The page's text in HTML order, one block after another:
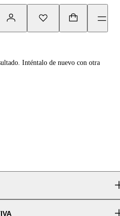
Inténtalo de nuevo con otra